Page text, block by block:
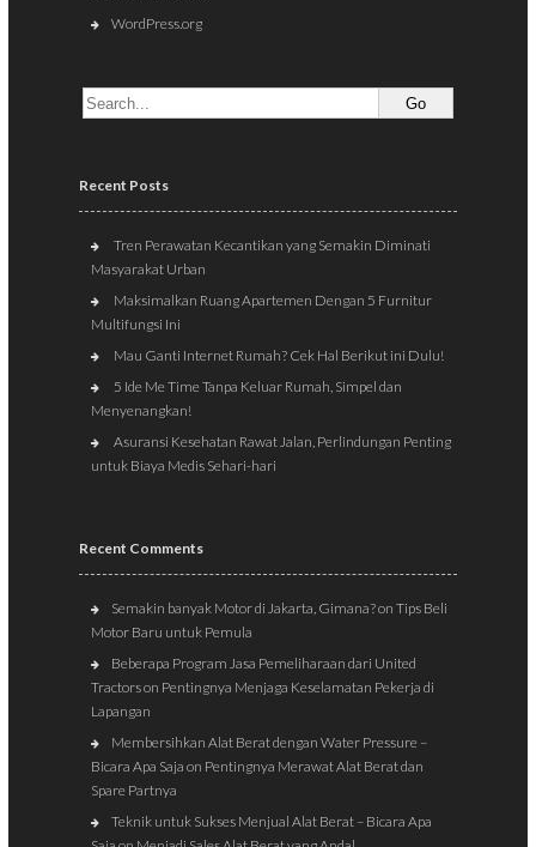
WordPress.org
Recent Posts
Tren Perawatan Kecantikan yang Semakin Diminati
Masyarakat Urban
Maksimalkan Ruang Apartemen Dengan 5 Furnitur
Multifungsi Ini
Mau Ganti Internet Rumah? Cek Hal Berikut ini Dulu!
5 Ide Me Time Tanpa Keluar Rumah, Simpel dan
Menyenangkan!
Asuransi Kesehatan Rawat Jalan, Perlindungan Penting
untuk Biaya Medis Sehari-hari
Recent Comments
Semakin banyak Motor di Jakarta, Gimana?onTips Beli
Motor Baru untuk Pemula
Beberapa Program Jasa Pemeliharaan dari United
Tractorson Pentingnya Menjaga Keselamatan Pekerja di
Lapangan
Membersihkan Alat Berat dengan Water Pressure –
Bicara Apa Saja on Pentingnya Merawat Alat Berat dan
Spare Partnya
Teknik untuk Sukses Menjual Alat Berat – Bicara Apa